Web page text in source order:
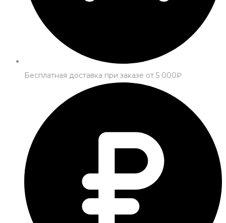
Бесплатная доставка при заказе от 5 000₽